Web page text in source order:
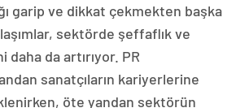
garip ve dikkat çekmekten başka
sektörde şeffaflık ve
da artırıyor. PR
sanatçıların kariyerlerine
öte yandan sektörün